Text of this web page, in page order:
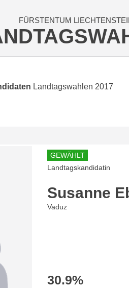
FÜRSTENTUM
Landtagswahlen 2017
GEWÄHLT
Landtagskandidatin
Susanne
Vaduz
30.9%